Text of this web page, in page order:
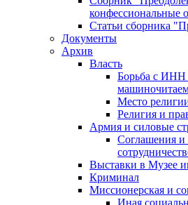
конфессиональные
Статьи сборника
Документы
Архив
Власть
Борьба с ИНН
Место
Религия и
Армия и силовые
Соглашения и
Выставки в Музее
Криминал
Миссионерская и
Иная